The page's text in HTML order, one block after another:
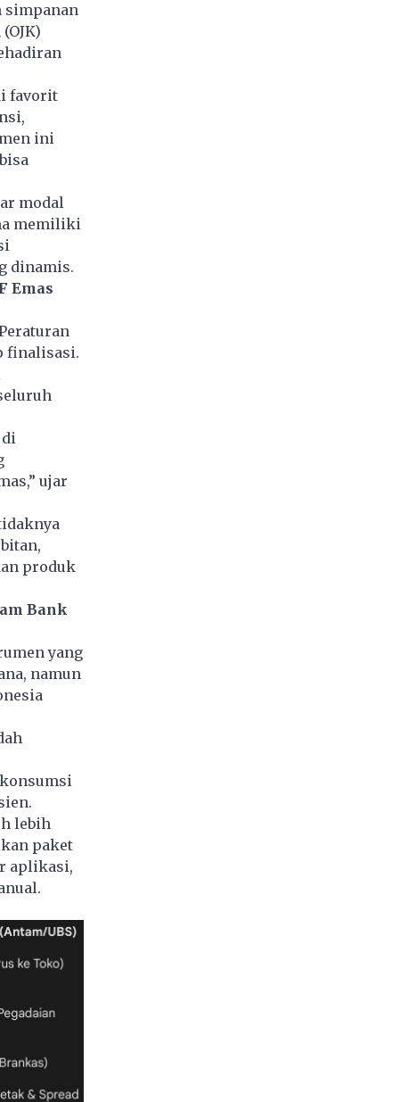
simpanan
favorit
ini
modal
memiliki
dinamis.
Emas
finalisasi.
ujar
produk
Bank
yang
namun
lebih
paket
aplikasi,